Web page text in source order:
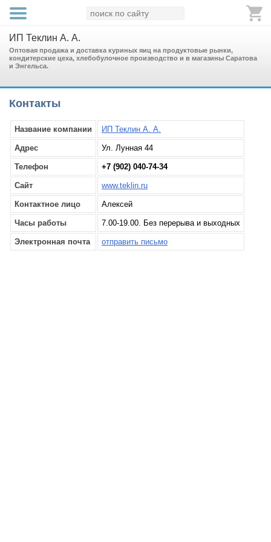
ИП Теклин А. А.
Оптовая продажа и доставка куриных яиц на продуктовые рынки,
кондитерские цеха, хлебобулочное производство и в магазины Саратова
и Энгельса.
Контакты
Название компании ИП Теклин А. А.
Адрес Ул. Лунная 44
Телефон +7 (902) 040-74-34
Сайт www.teklin.ru
Контактное лицо Алексей
Часы работы 7.00-19.00. Без перерыва и выходных
Электронная почта отправить письмо